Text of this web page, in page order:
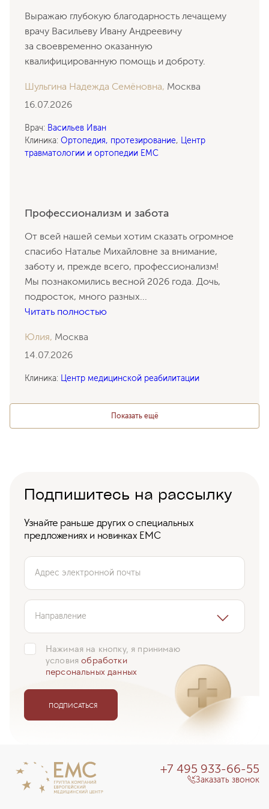
Выражаю глубокую благодарность лечащему
врачу Васильеву Ивану Андреевичу
за своевременно оказанную
квалифицированную помощь и доброту.
Шульгина Надежда Семёновна, Москва
16.07.2026
Врач: Васильев Иван
Клиника: Ортопедия, протезирование, Центр
травматологии и ортопедии EMC
Профессионализм и забота
От всей нашей семьи хотим сказать огромное
спасибо Наталье Михайловне за внимание,
заботу и, прежде всего, профессионализм!
Мы познакомились весной 2026 года. Дочь,
подросток, много разных...
Читать полностью
Юлия, Москва
14.07.2026
Клиника: Центр медицинской реабилитации
Показать ещё
Подпишитесь на рассылку
Узнайте раньше других о специальных
предложениях и новинках ЕМС
Адрес электронной почты
Направление
Нажимая на кнопку, я принимаю
условияобработки
персональных данных
ПОДПИСАТЬСЯ
+7 495 933-66-55
Заказать звонок